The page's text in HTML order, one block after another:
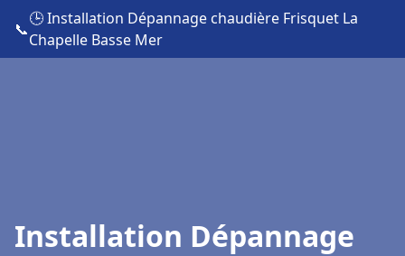
📞
🕒 Installation Dépannage chaudière Frisquet La
Chapelle Basse Mer
Installation Dépannage